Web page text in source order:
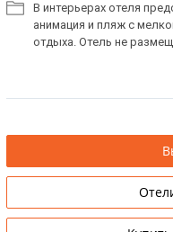
В интерьерах отеля
анимация и пляж с
отдыха. Отель не